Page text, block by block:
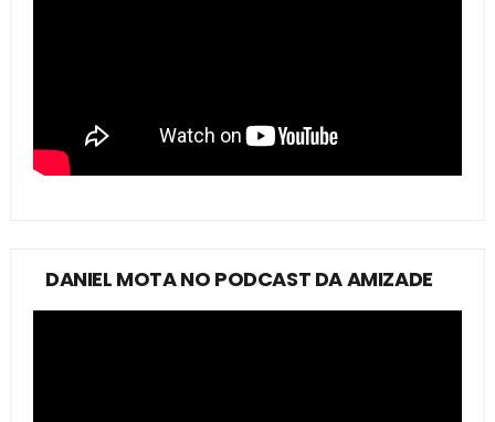
DANIEL MOTA NO PODCAST DA AMIZADE